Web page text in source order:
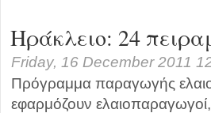
Ηράκλειο: 24
Friday, 16 December 2011
Πρόγραμμα παραγωγής
εφαρμόζουν